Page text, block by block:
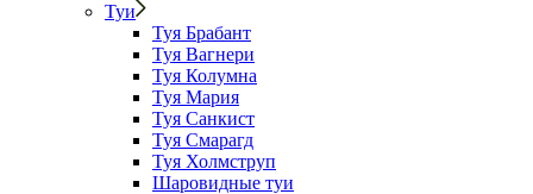
Туи
Туя Брабант
Туя Вагнери
Туя Колумна
Туя Мария
Туя Санкист
Туя Смарагд
Туя Холмструп
Шаровидные туи